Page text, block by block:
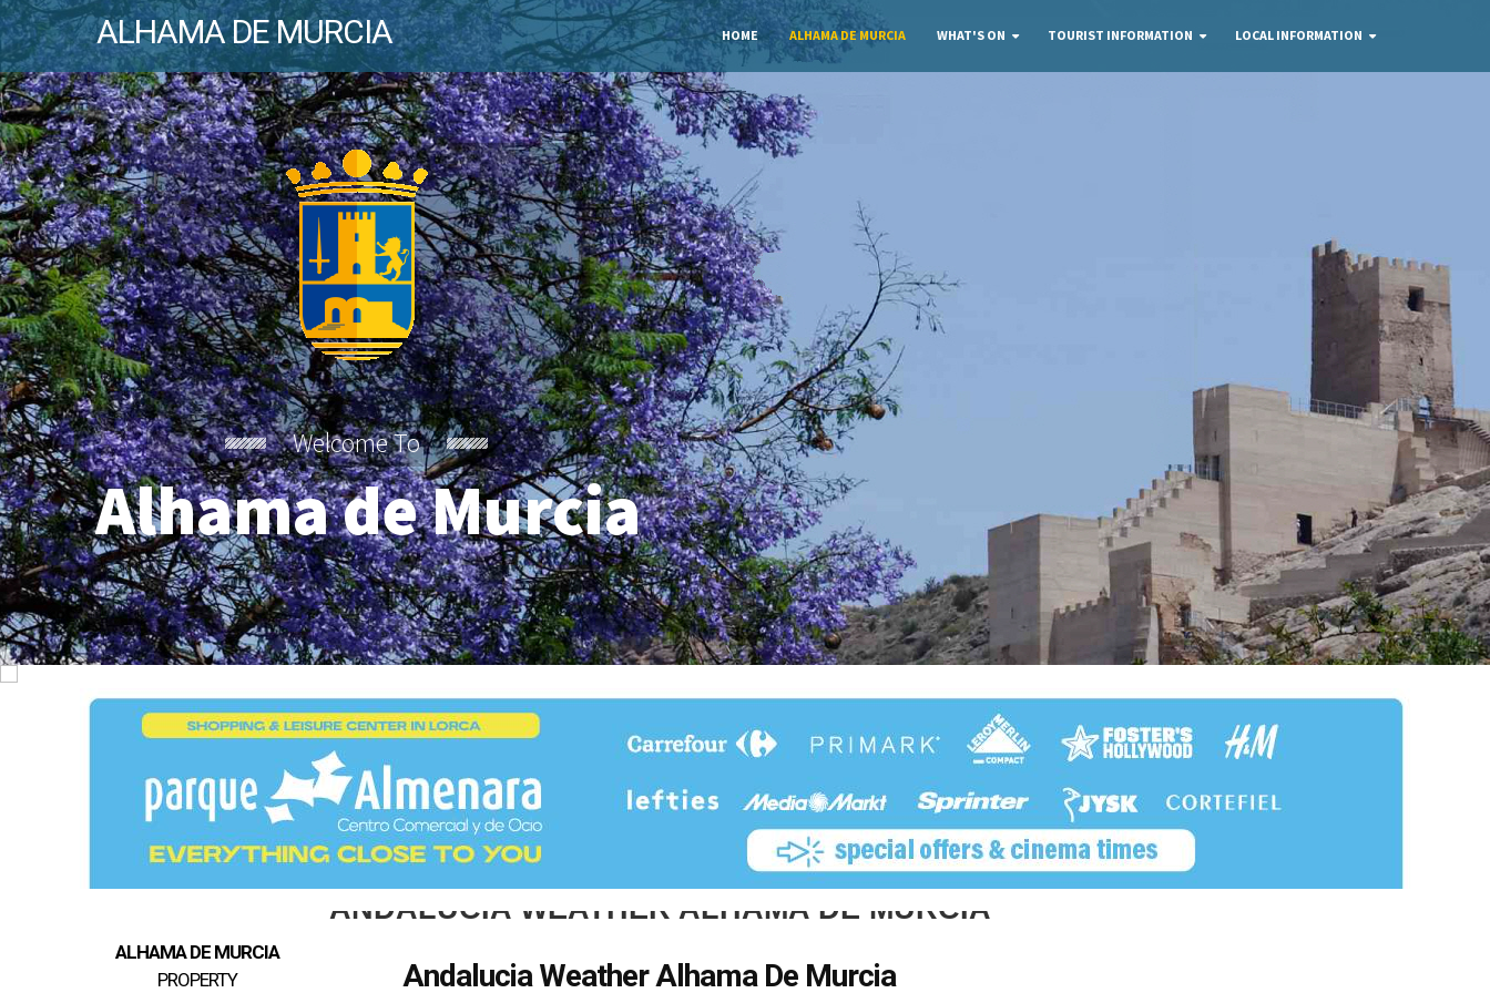
ALHAMA DE MURCIA HOME ALHAMA DE MURCIA WHAT'S ON TOURIST INFORMATION LOCAL INFORMATION
Welcome To
Alhama de Murcia
ALHAMA DE MURCIA
PROPERTY
ANDALUCIA WEATHER ALHAMA DE MURCIA
Andalucia Weather Alhama De Murcia